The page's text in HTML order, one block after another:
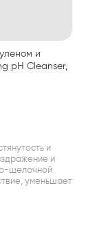
и
pH Cleanser,
и
и
щелочной
уменьшает